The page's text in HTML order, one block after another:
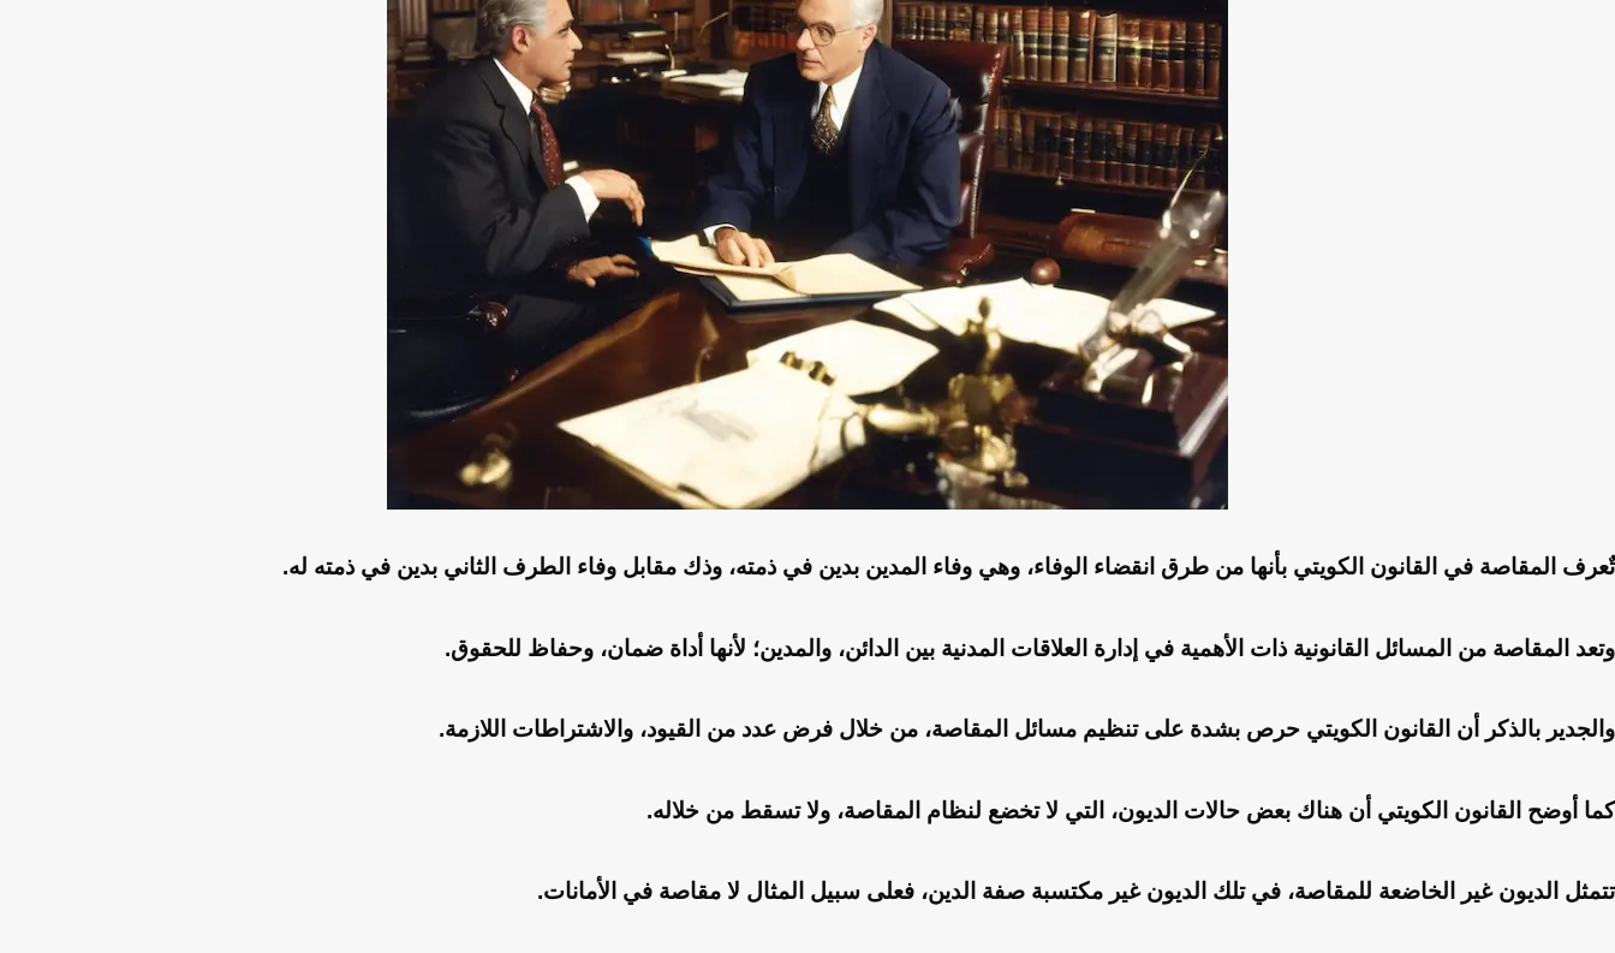
تٌعرف المقاصة في القانون الكويتي بأنها من طرق انقضاء الوفاء، وهي وفاء المدين بدين في ذمته، وذك مقابل وفاء الطرف الثاني بدين في ذمته له.
وتعد المقاصة من المسائل القانونية ذات الأهمية في إدارة العلاقات المدنية بين الدائن، والمدين؛ لأنها أداة ضمان، وحفاظ للحقوق.
والجدير بالذكر أن القانون الكويتي حرص بشدة على تنظيم مسائل المقاصة، من خلال فرض عدد من القيود، والاشتراطات اللازمة.
كما أوضح القانون الكويتي أن هناك بعض حالات الديون، التي لا تخضع لنظام المقاصة، ولا تسقط من خلاله.
تتمثل الديون غير الخاضعة للمقاصة، في تلك الديون غير مكتسبة صفة الدين، فعلى سبيل المثال لا مقاصة في الأمانات.